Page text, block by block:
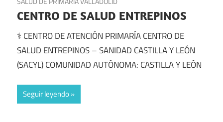
CENTRO DE SALUD ENTREPINOS
⚕️ CENTRO DE ATENCIÓN PRIMARÍA CENTRO DE
SALUD ENTREPINOS – SANIDAD CASTILLA Y LEÓN
(SACYL) COMUNIDAD AUTÓNOMA: CASTILLA Y LEÓN
Seguir leyendo